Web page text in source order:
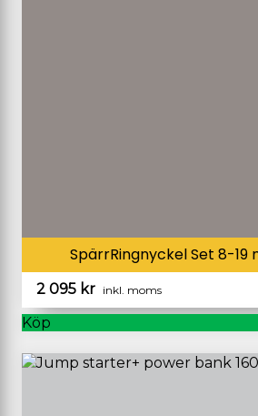
SpärrRingnyckel Set 8-19
2 095 kr inkl. moms
Köp